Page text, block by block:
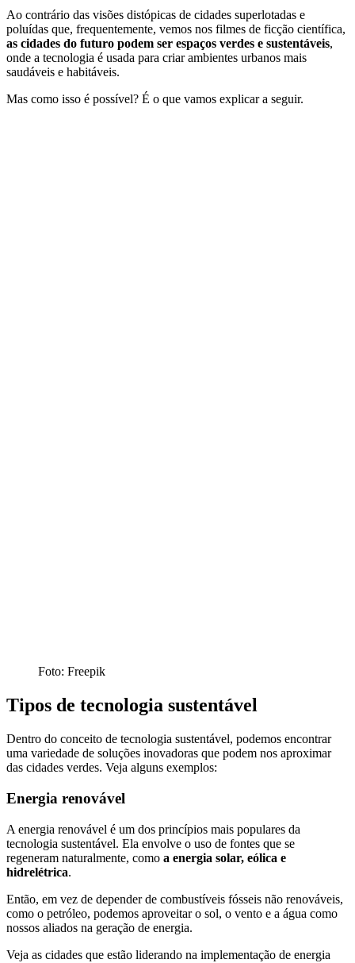
Ao contrário das visões distópicas de cidades superlotadas e
poluídas que, frequentemente, vemos nos filmes de ficção científica,
as cidades do futuro podem ser espaços verdes e sustentáveis,
onde a tecnologia é usada para criar ambientes urbanos mais
saudáveis e habitáveis.
Mas como isso é possível? É o que vamos explicar a seguir.
Foto: Freepik
Tipos de tecnologia sustentável
Dentro do conceito de tecnologia sustentável, podemos encontrar
uma variedade de soluções inovadoras que podem nos aproximar
das cidades verdes. Veja alguns exemplos:
Energia renovável
A energia renovável é um dos princípios mais populares da
tecnologia sustentável. Ela envolve o uso de fontes que se
regeneram naturalmente, como a energia solar, eólica e
hidrelétrica.
Então, em vez de depender de combustíveis fósseis não renováveis,
como o petróleo, podemos aproveitar o sol, o vento e a água como
nossos aliados na geração de energia.
Veja as cidades que estão liderando na implementação de energia